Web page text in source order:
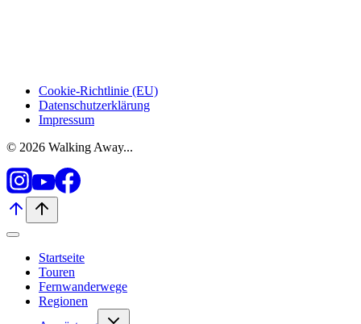
Cookie-Richtlinie (EU)
Datenschutzerklärung
Impressum
© 2026 Walking Away...
Startseite
Touren
Fernwanderwege
Regionen
Untermenü